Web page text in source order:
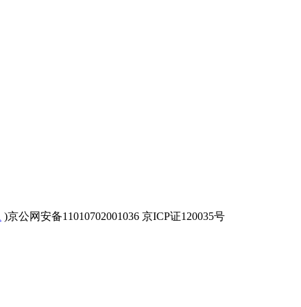
)京公网安备11010702001036 京ICP证120035号